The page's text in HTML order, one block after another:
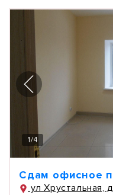
1/4
Сдам офисное
ул Хрустальная,